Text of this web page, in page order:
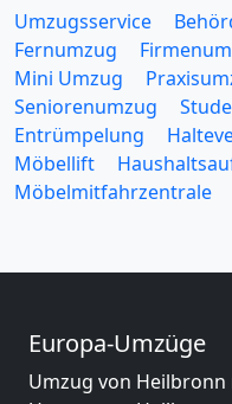
Umzugsservice
Fernumzug
Mini Umzug
Seniorenumzug
Entrümpelung
Möbellift
Möbelmitfahrzentrale
Europa-Umzüge
Umzug von Heilbronn